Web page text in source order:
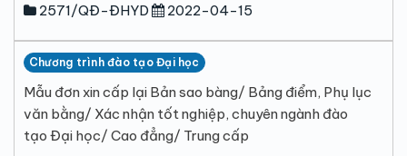
2571/QĐ-ĐHYD
2022-04-15
Chương trình đào tạo Đại học
Mẫu đơn xin cấp lại Bản sao bàng/ Bảng điểm, Phụ lục
văn bằng/ Xác nhận tốt nghiệp, chuyên ngành đào
tạo Đại học/ Cao đẳng/ Trung cấp